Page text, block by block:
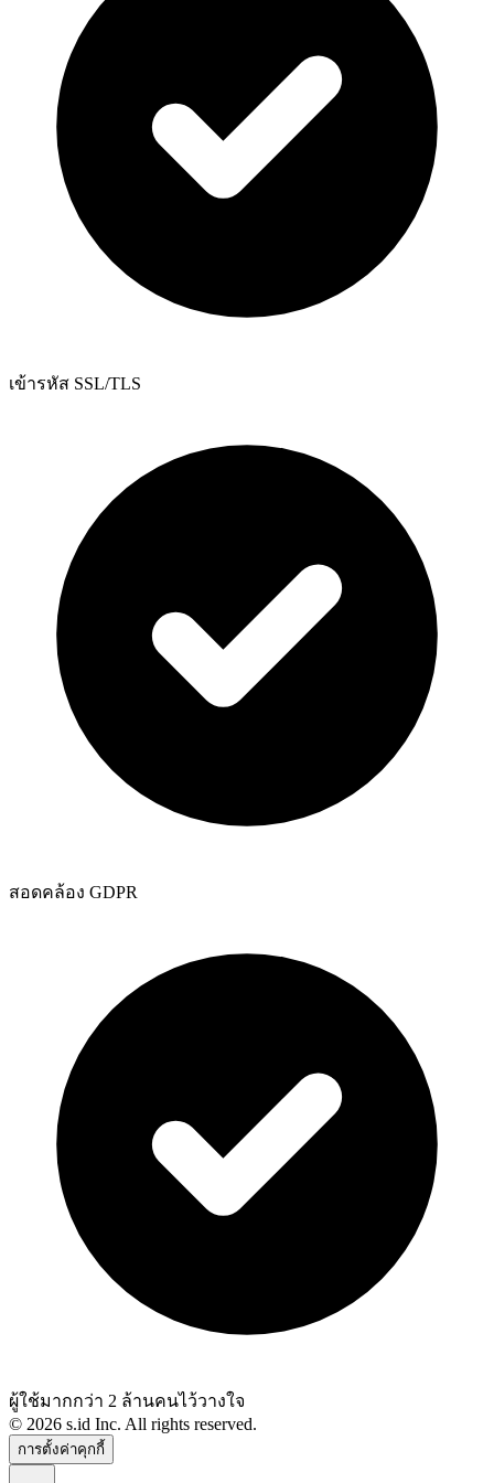
เข้ารหัส SSL/TLS
สอดคล้อง GDPR
ผู้ใช้มากกว่า 2 ล้านคนไว้วางใจ
© 2026 s.id Inc. All rights reserved.
การตั้งค่าคุกกี้